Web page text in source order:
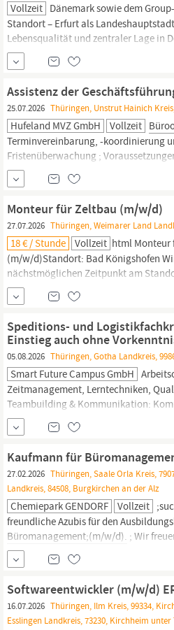
Vollzeit Dänemark sowie dem
Standort – Erfurt als Landeshauptstadt
Lebensqualität und zentraler Lage in
Schritt: „Werden Sie Teil unserer
Erfolgsgeschichte“ Wir freuen uns auf
Kaufmännischer Leiter / CFO Europa
Informationen steht...
Assistenz der
25.07.2026 Thüringen, Unstrut Hainich
Hufeland MVZ GmbH Vollzeit
Terminvereinbarung, -koordinierung
Fristenüberwachung ;
Studium, kaufmännische Ausbildung,
Medizinischen Fachangestellten oder
Kenntnisse im MVZ-Praxisbetrieb
Umgang mit den gängigen Office-
Monteur für Zeltbau (m/w/d)
27.07.2026 Thüringen, Weimarer Land
18 € / Stunde Vollzeit html Monteur
(m/w/d)Standort: Bad Königshofen
nächstmöglichen Zeitpunkt am
Monteure mit Wohnort in Bad
Duisburg oder Apolda. Werde Teil des
packst gerne mit an, arbeitest lieber
suchst einen abwechslungsreichen
Speditions- und
Einstieg auch ohne
05.08.2026 Thüringen, Gotha Landkreis,
Smart Future Campus GmbH
Zeitmanagement, Lerntechniken,
Teambuilding & Kommunikation:
Logistikalltag, Konfliktmanagement,
Spezialist für Logistik (Prozesse, IHK-
Anwendung bis zur Zertifizierung) In
Ihre Kenntnisse entlang der
Kaufmann für
27.02.2026 Thüringen, Saale Orla Kreis,
Landkreis, 84508, Burgkirchen an der Alz
Chemiepark GENDORF Vollzeit
freundliche Azubis für den
Büromanagement;(m/w/d). ; Wir
zum Ausbildungsstart 2026! ; Moderne
Tag etwas Neues mit sich. Als
gehörst Du zu
Organisationsprofis im Unternehmen.
den Überblick...
Softwareentwickler (m/w/d)
16.07.2026 Thüringen, Ilm Kreis, 99334,
Esslingen Landkreis, 73230, Kirchheim unter